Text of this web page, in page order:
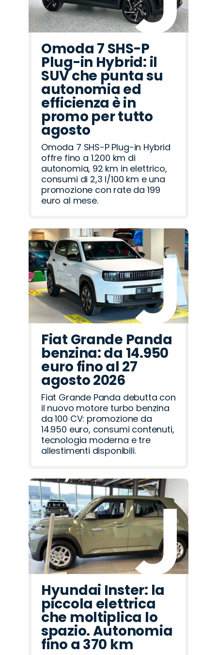
Omoda 7 SHS-P
Plug-in Hybrid: il
SUV che punta su
autonomia ed
efficienza è in
promo per tutto
agosto
Omoda 7 SHS-P Plug-in Hybrid
offre fino a 1.200 km di
autonomia, 92 km in elettrico,
consumi di 2,3 l/100 km e una
promozione con rate da 199
euro al mese.
Fiat Grande Panda
benzina: da 14.950
euro fino al 27
agosto 2026
Fiat Grande Panda debutta con
il nuovo motore turbo benzina
da 100 CV: promozione da
14.950 euro, consumi contenuti,
tecnologia moderna e tre
allestimenti disponibili.
Hyundai Inster: la
piccola elettrica
che moltiplica lo
spazio. Autonomia
fino a 370 km